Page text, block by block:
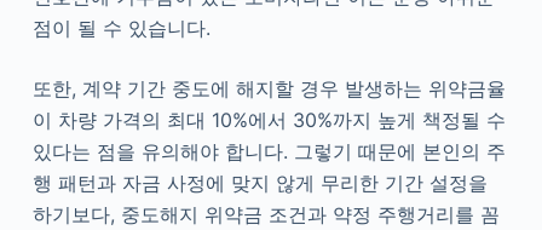
점이 될 수 있습니다.
또한, 계약 기간 중도에 해지할 경우 발생하는 위약금율
이 차량 가격의 최대 10%에서 30%까지 높게 책정될 수
있다는 점을 유의해야 합니다. 그렇기 때문에 본인의 주
행 패턴과 자금 사정에 맞지 않게 무리한 기간 설정을
하기보다, 중도해지 위약금 조건과 약정 주행거리를 꼼